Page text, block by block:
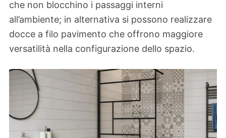
che non blocchino i passaggi interni
all’ambiente; in alternativa si possono realizzare
docce a filo pavimento che offrono maggiore
versatilità nella configurazione dello spazio.